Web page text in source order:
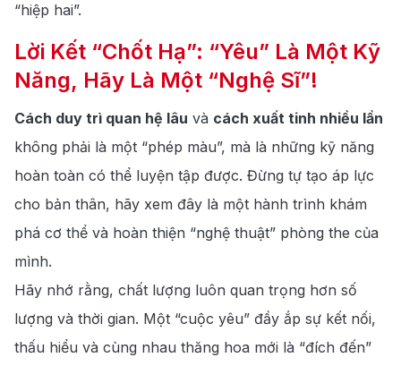
“hiệp hai”.
Lời Kết “Chốt Hạ”: “Yêu” Là Một Kỹ
Năng, Hãy Là Một “Nghệ Sĩ”!
Cách duy trì quan hệ lâu và cách xuất tinh nhiều lần
không phải là một “phép màu”, mà là những kỹ năng
hoàn toàn có thể luyện tập được. Đừng tự tạo áp lực
cho bản thân, hãy xem đây là một hành trình khám
phá cơ thể và hoàn thiện “nghệ thuật” phòng the của
mình.
Hãy nhớ rằng, chất lượng luôn quan trọng hơn số
lượng và thời gian. Một “cuộc yêu” đầy ắp sự kết nối,
thấu hiểu và cùng nhau thăng hoa mới là “đích đến”